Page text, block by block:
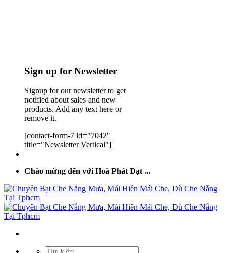
Sign up for Newsletter
Signup for our newsletter to get
notified about sales and new
products. Add any text here or
remove it.
[contact-form-7 id="7042"
title="Newsletter Vertical"]
Chào mừng đến với Hoà Phát Đạt ...